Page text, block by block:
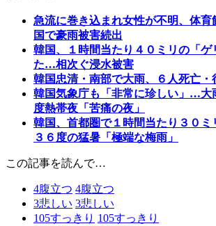
急流に巻き込まれ女性が不明、体
国で豪雨被害続出
韓国、１時間当たり４０ミリの「ゲ
た…相次ぐ浸水被害
韓国忠清・南部で大雨、６人死亡・
韓国気象庁も「非常に珍しい」…大
度熱帯夜「苦痛の夜」
韓国、首都圏で１時間当たり３０
３６度の猛暑「極端な梅雨」
この記事を読んで…
4腹立つ 4腹立つ
3悲しい 3悲しい
105すっきり 105すっきり